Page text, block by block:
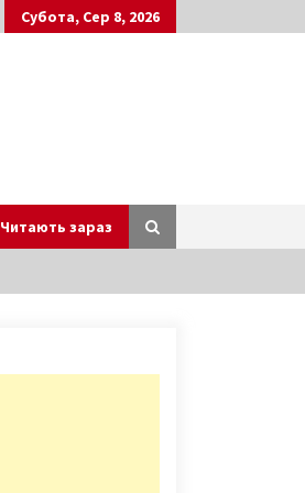
Субота, Сер 8, 2026
Читають зараз